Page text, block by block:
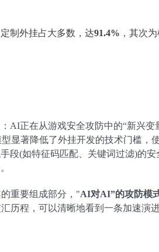
制外挂占大多数，达91.4% ，其次
AI正在从游戏安全攻防中的“新兴变
显著降低了外挂开发的技术门槛，
段(如特征码匹配、关键词过滤)的
重要组成部分，"AI对AI”的攻防模
历程，可以清晰地看到一条加速演